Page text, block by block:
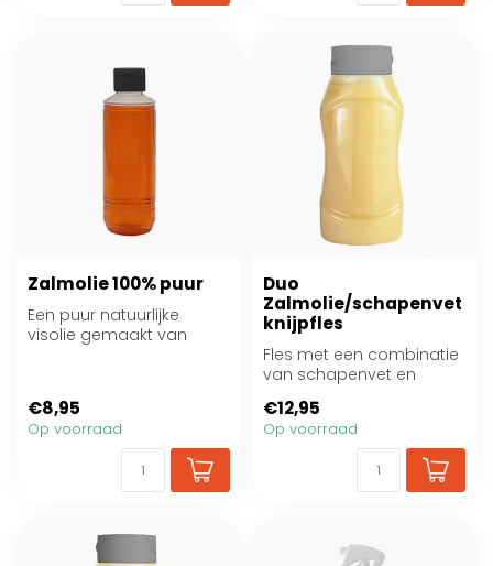
Zalmolie 100% puur
Een puur natuurlijke
visolie gemaakt van
€8,95
Op voorraad
Duo
Zalmolie/schapenvet
knijpfles
Fles met een combinatie
van schapenvet en
€12,95
Op voorraad